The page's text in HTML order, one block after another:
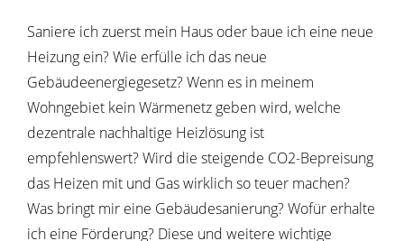
Saniere ich zuerst mein Haus oder baue ich eine neue
Heizung ein? Wie erfülle ich das neue
Gebäudeenergiegesetz? Wenn es in meinem
Wohngebiet kein Wärmenetz geben wird, welche
dezentrale nachhaltige Heizlösung ist
empfehlenswert? Wird die steigende CO2-Bepreisung
das Heizen mit und Gas wirklich so teuer machen?
Was bringt mir eine Gebäudesanierung? Wofür erhalte
ich eine Förderung? Diese und weitere wichtige